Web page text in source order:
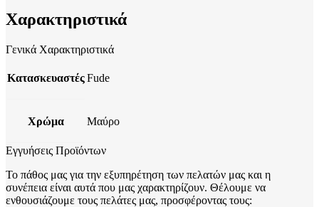
Χαρακτηριστικά
Γενικά Χαρακτηριστικά
ΚατασκευαστέςFude
Χρώμα Μαύρο
Εγγυήσεις Προϊόντων
Το πάθος μας για την εξυπηρέτηση των πελατών μας και η
συνέπεια είναι αυτά που μας χαρακτηρίζουν. Θέλουμε να
ενθουσιάζουμε τους πελάτες μας, προσφέροντας τους: